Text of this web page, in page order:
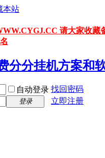
本站
请大家收
自动登录 找回密码
登录 立即注册